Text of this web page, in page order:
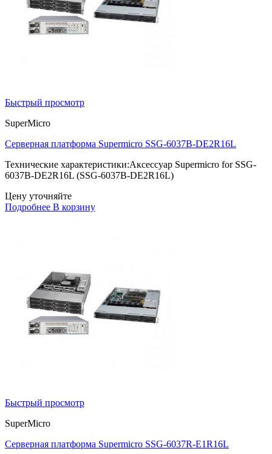
Быстрый просмотр
SuperMicro
Серверная платформа Supermicro SSG-6037B-DE2R16L
Технические характеристики:Аксессуар Supermicro for SSG-
6037B-DE2R16L (SSG-6037B-DE2R16L)
Цену уточняйте
Подробнее В корзину
Быстрый просмотр
SuperMicro
Серверная платформа Supermicro SSG-6037R-E1R16L